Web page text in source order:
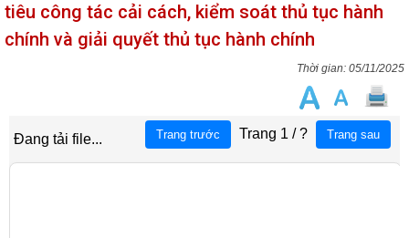
tiêu công tác cải cách, kiểm soát thủ tục hành
chính và giải quyết thủ tục hành chính
05/11/2025